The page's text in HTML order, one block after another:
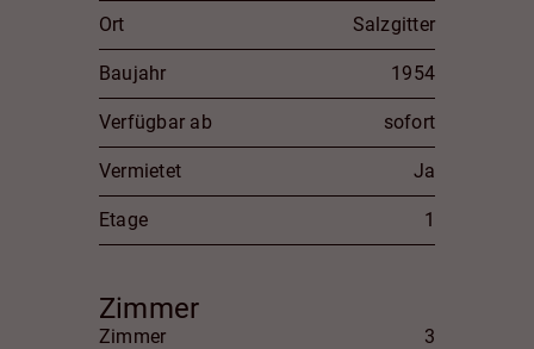
Ort Salzgitter
Baujahr 1954
Verfügbar ab sofort
Vermietet Ja
Etage 1
Zimmer
Zimmer 3